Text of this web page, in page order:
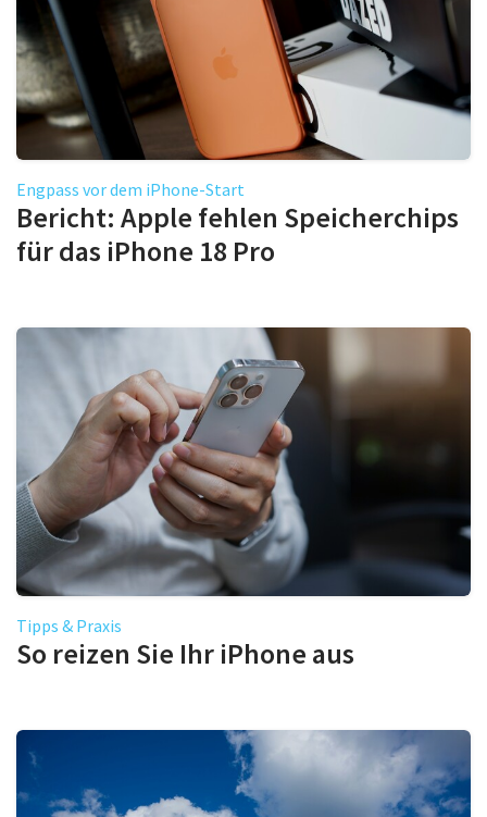
Engpass vor dem iPhone-Start
Bericht: Apple fehlen Speicherchips
für das iPhone 18 Pro
Tipps & Praxis
So reizen Sie Ihr iPhone aus